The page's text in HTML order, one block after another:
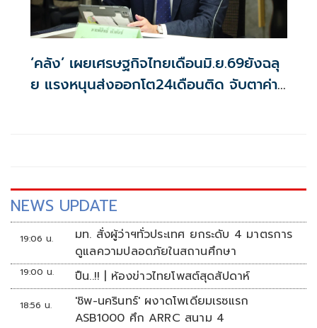
‘คลัง’ เผยเศรษฐกิจไทยเดือนมิ.ย.69ยังฉลุ
ย แรงหนุนส่งออกโต24เดือนติด จับตาค่า
NEWS UPDATE
19:06 น.
มท. สั่งผู้ว่าฯทั่วประเทศ ยกระดับ 4 มาตรการ
ดูแลความปลอดภัยในสถานศึกษา
19:00 น. ปืน..!! | ห้องข่าวไทยโพสต์สุดสัปดาห์
18:56 น.
'ชิพ-นครินทร์' ผงาดโพเดียมเรซแรก
ASB1000 ศึก ARRC สนาม 4